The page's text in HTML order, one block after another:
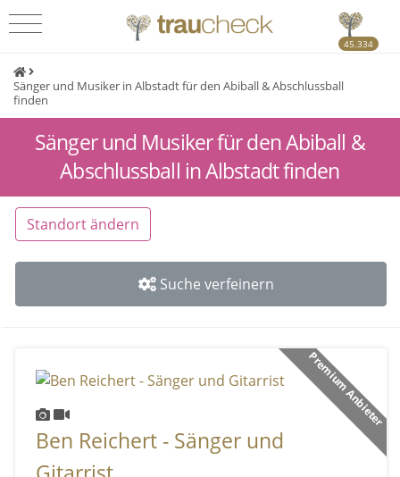
45.334
Sänger und Musiker in Albstadt für den Abiball & Abschlussball
finden
Sänger und Musiker für den Abiball &
Abschlussball in Albstadt finden
Standort ändern
Suche verfeinern
Premium Anbieter
Ben Reichert - Sänger und